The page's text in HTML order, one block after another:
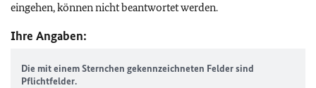
eingehen, können nicht beantwortet werden.
Ihre Angaben:
Die mit einem Sternchen gekennzeichneten Felder sind
Pflichtfelder.